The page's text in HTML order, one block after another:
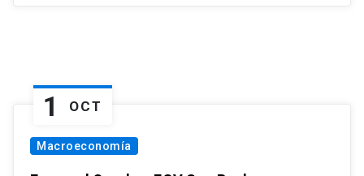
1 OCT
Macroeconomía